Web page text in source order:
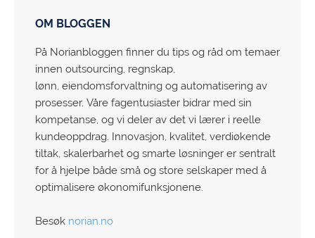
OM BLOGGEN
På Norianbloggen finner du tips og råd om temaer
innen outsourcing, regnskap,
lønn, eiendomsforvaltning og automatisering av
prosesser. Våre fagentusiaster bidrar med sin
kompetanse, og vi deler av det vi lærer i reelle
kundeoppdrag. Innovasjon, kvalitet, verdiøkende
tiltak, skalerbarhet og smarte løsninger er sentralt
for å hjelpe både små og store selskaper med å
optimalisere økonomifunksjonene.
Besøk norian.no